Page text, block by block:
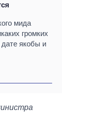
мида
громких
якобы и